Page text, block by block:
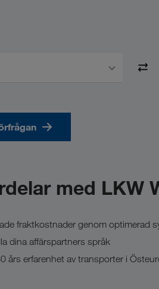
med LKW
fraktkostnader genom optimerad
dina affärspartners språk
års erfarenhet av transporter i